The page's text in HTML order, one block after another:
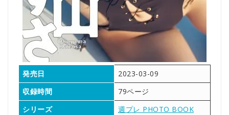
発売日
2023-03-09
収録時間
79ページ
シリーズ
週プレ PHOTO BOOK